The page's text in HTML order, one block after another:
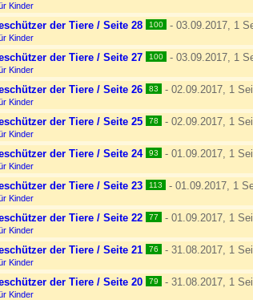
Kinder
der Tiere / Seite 28 100 - 03.09.2017, 1
Kinder
der Tiere / Seite 27 100 - 03.09.2017, 1
Kinder
der Tiere / Seite 26 83 - 02.09.2017, 1
Kinder
der Tiere / Seite 25 78 - 02.09.2017, 1
Kinder
der Tiere / Seite 24 93 - 01.09.2017, 1
Kinder
der Tiere / Seite 23 113 - 01.09.2017, 1
Kinder
der Tiere / Seite 22 77 - 01.09.2017, 1
Kinder
der Tiere / Seite 21 76 - 31.08.2017, 1
Kinder
der Tiere / Seite 20 79 - 31.08.2017, 1
Kinder